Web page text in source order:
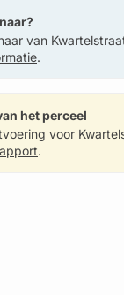
van
.
het perceel
voor
.